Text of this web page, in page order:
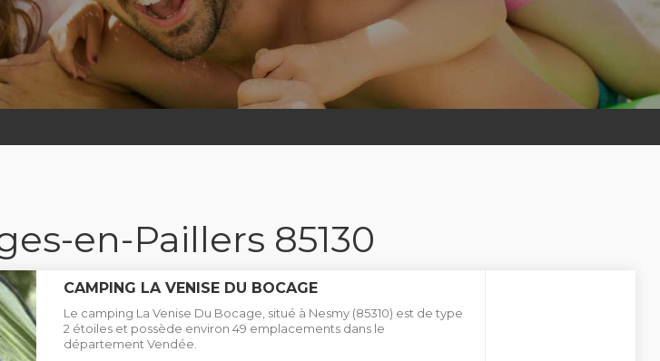
en-Paillers 85130
CAMPING LA VENISE DU BOCAGE
Le camping La Venise Du Bocage, situé à Nesmy (85310) est de type
2 étoiles et possède environ 49 emplacements dans le
département Vendée.